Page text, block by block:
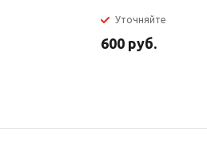
Уточняйте
600 руб.